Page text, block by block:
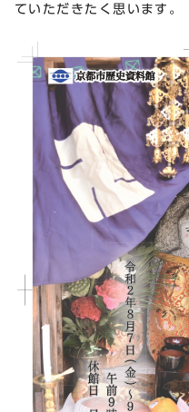
ていただきたく思います。